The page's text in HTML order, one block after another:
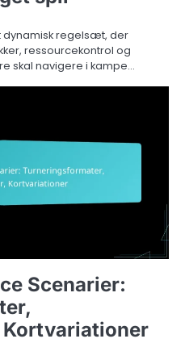
dynamisk regelsæt, der
ressourcekontrol og
skal navigere i kampe…
Scenarier: